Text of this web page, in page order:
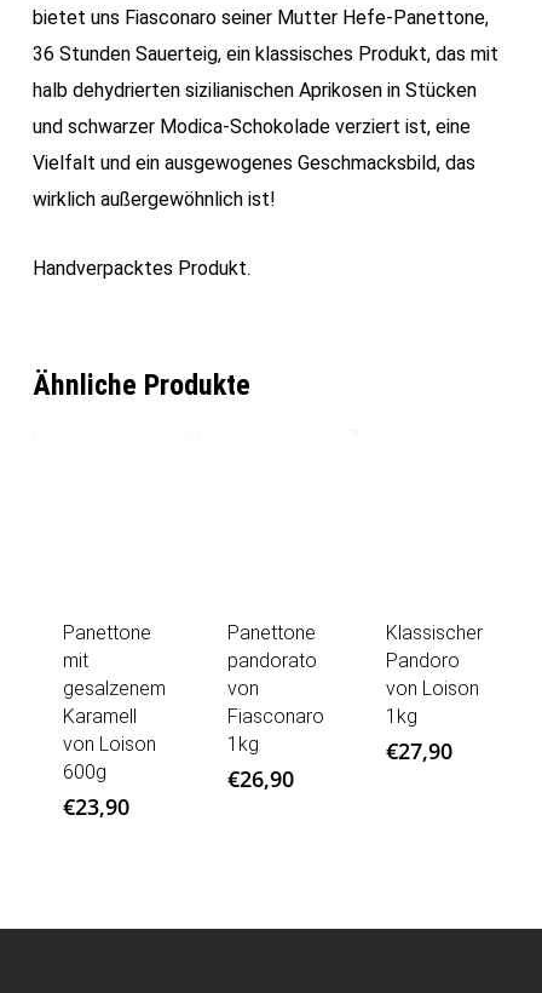
bietet uns Fiasconaro seiner Mutter Hefe-Panettone,
36 Stunden Sauerteig, ein klassisches Produkt, das mit
halb dehydrierten sizilianischen Aprikosen in Stücken
und schwarzer Modica-Schokolade verziert ist, eine
Vielfalt und ein ausgewogenes Geschmacksbild, das
wirklich außergewöhnlich ist!
Handverpacktes Produkt.
Ähnliche Produkte
Panettone
mit
gesalzenem
Karamell
von Loison
600g
€23,90
Panettone
pandorato
von
Fiasconaro
1kg
€26,90
Klassischer
Pandoro
von Loison
1kg
€27,90